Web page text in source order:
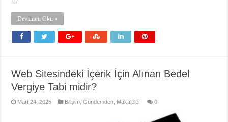
Devamını Oku »
Web Sitesindeki İçerik İçin Alınan Bedel
Vergiye Tabi midir?
Mart 24, 2025 Bilişim ,Gündemden Makaleler 0